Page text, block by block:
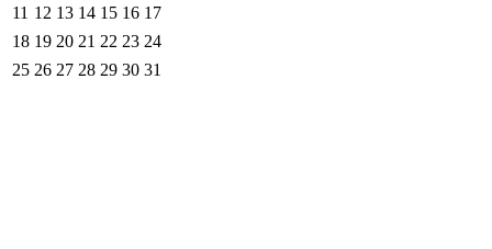
11 12 13 14 15 16 17
18 19 20 21 22 23 24
25 26 27 28 29 30 31